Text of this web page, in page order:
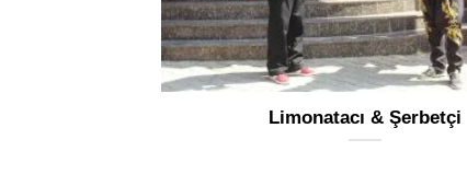
Limonatacı & Şerbetçi